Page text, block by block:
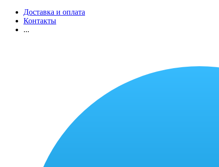
Доставка и оплата
Контакты
...